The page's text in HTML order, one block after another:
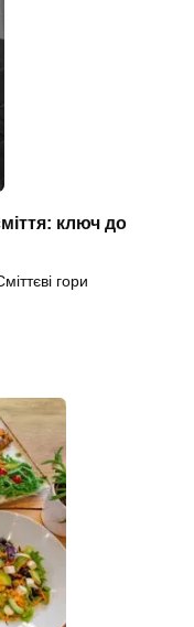
ключ до
гори